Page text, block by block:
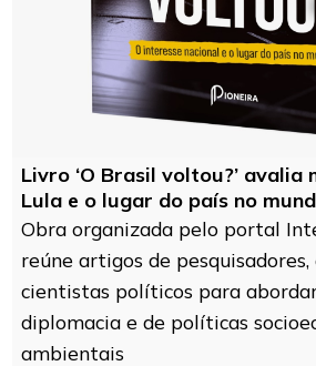
Livro ‘O Brasil voltou?’ avalia
Lula e o lugar do país no
Obra organizada pelo portal
reúne artigos de
cientistas políticos para
diplomacia e de políticas
ambientais